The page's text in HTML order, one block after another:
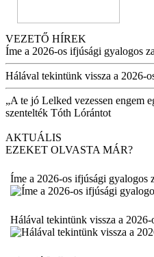
VEZETŐ HÍREK
Íme a 2026-os ifjúsági gyalogos
Hálával tekintünk vissza a 2026-
„A te jó Lelked vezessen engem
szentelték Tóth Lórántot
AKTUÁLIS
EZEKET OLVASTA MÁR?
Íme a 2026-os ifjúsági gyalogos
Hálával tekintünk vissza a